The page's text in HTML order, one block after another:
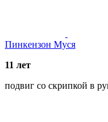
Пинкензон Муся
11 лет
подвиг со скрипкой в